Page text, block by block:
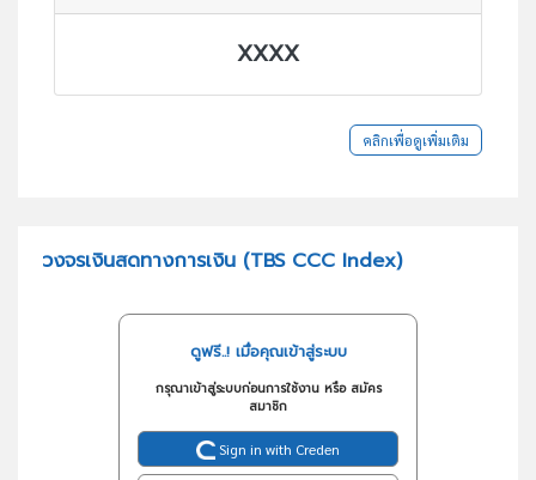
XXXX
คลิกเพื่อดูเพิ่มเติม
วงจรเงินสดทางการเงิน (TBS CCC Index)
ดูฟรี..! เมื่อคุณเข้าสู่ระบบ
กรุณาเข้าสู่ระบบก่อนการใช้งาน หรือ สมัคร
สมาชิก
Sign in with Creden